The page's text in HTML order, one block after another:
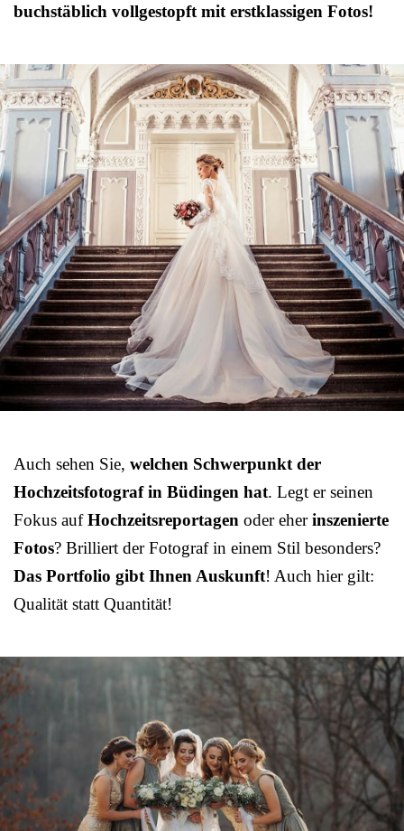
buchstäblich vollgestopft mit erstklassigen Fotos!
Auch sehen Sie, welchen Schwerpunkt der
Hochzeitsfotograf in Büdingen hat. Legt er seinen
Fokus aufHochzeitsreportagen oder eherinszenierte
Fotos? Brilliert der Fotograf in einem Stil besonders?
Das Portfolio gibt Ihnen Auskunft! Auch hier gilt:
Qualität statt Quantität!